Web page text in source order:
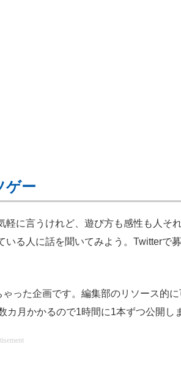
ゲー
軽に言うけれど、遊び方も感性も人そ
る人に話を聞いてみよう。Twitterで
った企画です。編集部のリソース的に
月かかるので1時間に1本ずつ公開し